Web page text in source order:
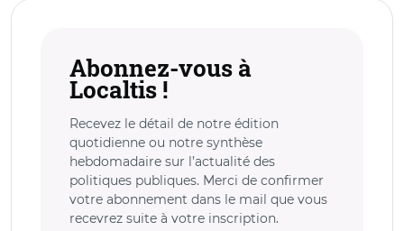
Abonnez-vous à
Localtis !
Recevez le détail de notre édition
quotidienne ou notre synthèse
hebdomadaire sur l’actualité des
politiques publiques. Merci de confirmer
votre abonnement dans le mail que vous
recevrez suite à votre inscription.